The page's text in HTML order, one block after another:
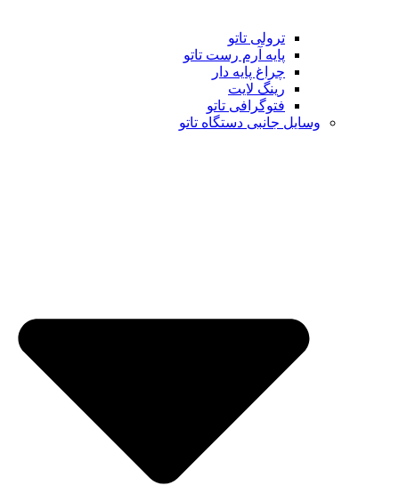
ترولی تاتو
پایه آرم رست تاتو
چراغ پایه دار
رینگ لایت
فتوگرافی تاتو
وسایل جانبی دستگاه تاتو